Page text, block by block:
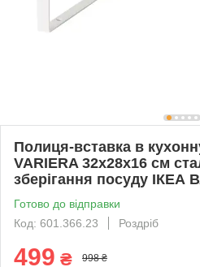
Полиця-вставка в
VARIERA 32x28x16 см
зберігання посуду ІКЕА
Готово до відправки
Код: 601.366.23
Роздріб
499 ₴ 998 ₴